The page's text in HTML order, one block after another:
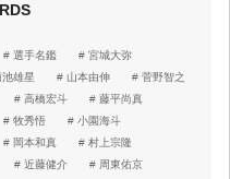
選手名鑑
宮城大弥
池雄星 山本由伸
菅野智之
高橋宏斗
藤平尚真
牧秀悟
小園海斗
岡本和真
村上宗隆
近藤健介
周東佑京